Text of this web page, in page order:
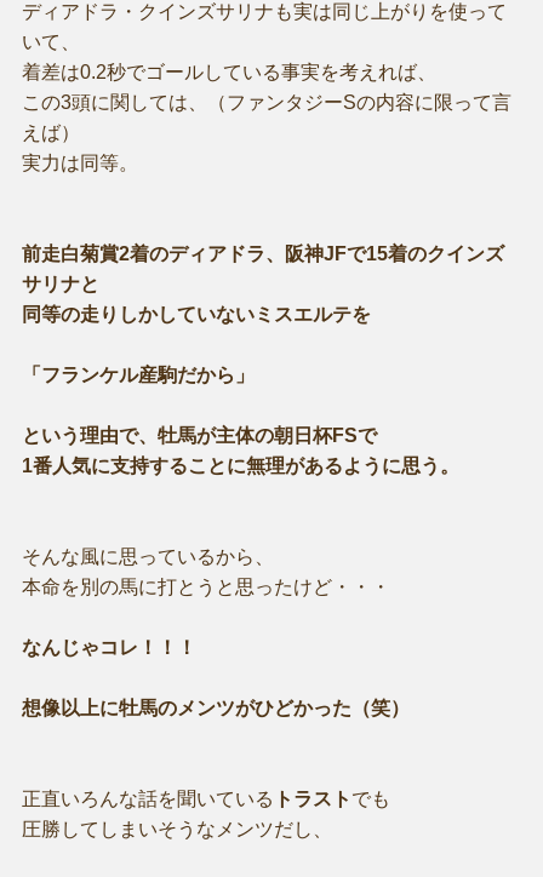
ディアドラ・クインズサリナも実は同じ上がりを使って
いて、
着差は0.2秒でゴールしている事実を考えれば、
この3頭に関しては、（ファンタジーSの内容に限って言
えば）
実力は同等。
前走白菊賞2着のディアドラ、阪神JFで15着のクインズ
サリナと
同等の走りしかしていないミスエルテを
「フランケル産駒だから」
という理由で、牡馬が主体の朝日杯FSで
1番人気に支持することに無理があるように思う。
そんな風に思っているから、
本命を別の馬に打とうと思ったけど・・・
なんじゃコレ！！！
想像以上に牡馬のメンツがひどかった（笑）
正直いろんな話を聞いている トラスト でも
圧勝してしまいそうなメンツだし、